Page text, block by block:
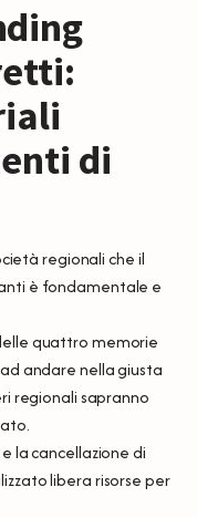
di
regionali che il
è fondamentale e
quattro memorie
andare nella giusta
regionali sapranno
la cancellazione di
libera risorse per